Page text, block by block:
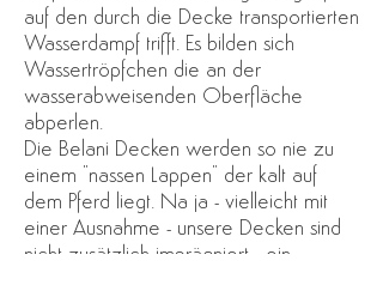
auf den durch die Decke transportierten
Wasserdampf trifft. Es bilden sich
Wassertröpfchen die an der
wasserabweisenden Oberfläche
abperlen.
Die Belani Decken werden so nie zu
einem "nassen Lappen" der kalt auf
dem Pferd liegt. Na ja - vielleicht mit
einer Ausnahme - unsere Decken sind
nicht zusätzlich imprägniert - ein